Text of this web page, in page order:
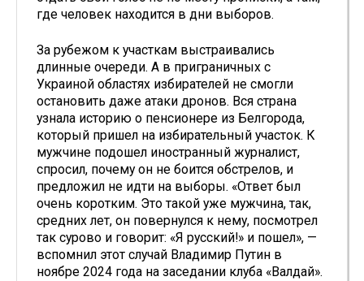
где человек находится в дни выборов.
За рубежом к участкам выстраивались
длинные очереди. А в приграничных с
Украиной областях избирателей не смогли
остановить даже атаки дронов. Вся страна
узнала историю о пенсионере из Белгорода,
который пришел на избирательный участок. К
мужчине подошел иностранный журналист,
спросил, почему он не боится обстрелов, и
предложил не идти на выборы. «Ответ был
очень коротким. Это такой уже мужчина, так,
средних лет, он повернулся к нему, посмотрел
так сурово и говорит: «Я русский!» и пошел», —
вспомнил этот случай Владимир Путин в
ноябре 2024 года на заседании клуба «Валдай».